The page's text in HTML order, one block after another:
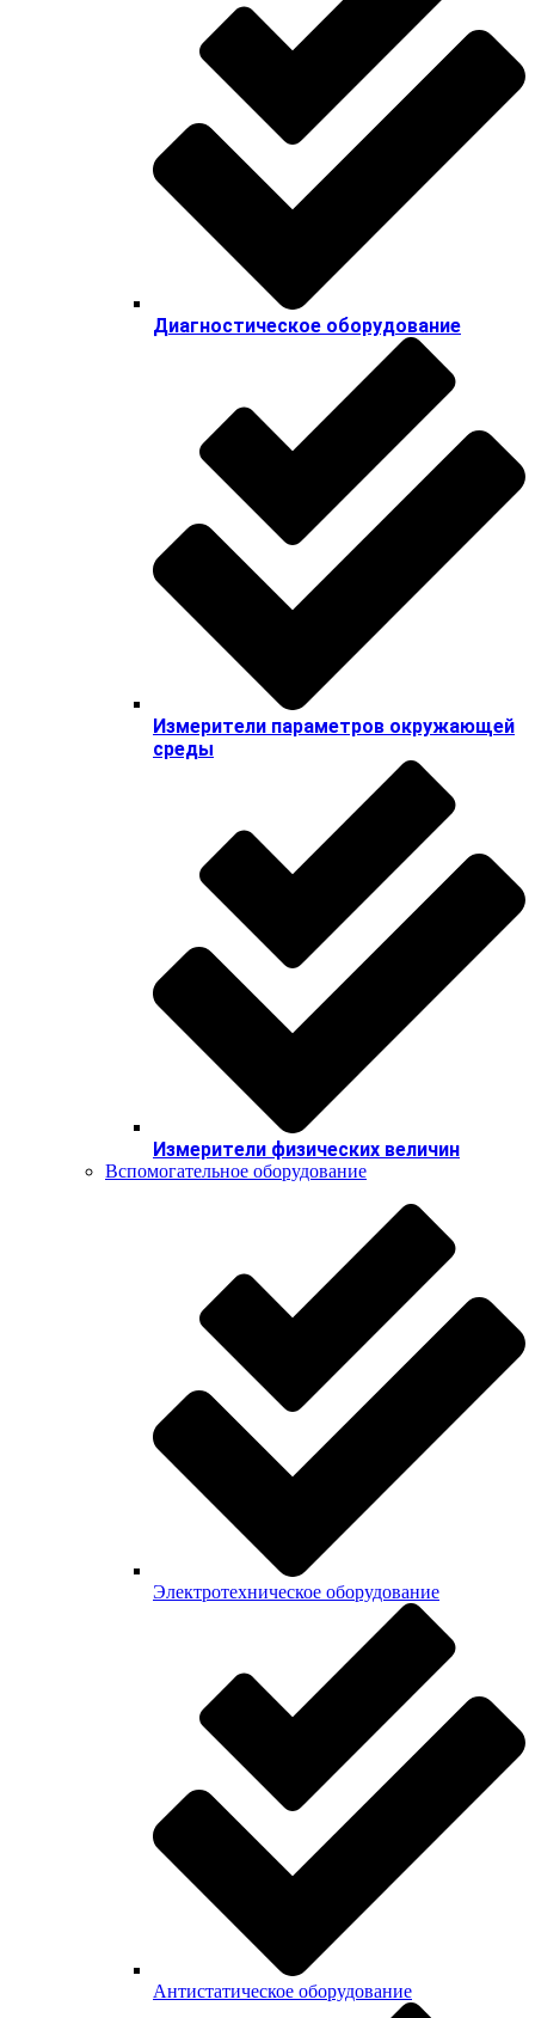
Диагностическое оборудование
Измерители параметров окружающей
среды
Измерители физических величин
Вспомогательное оборудование
Электротехническое оборудование
Антистатическое оборудование